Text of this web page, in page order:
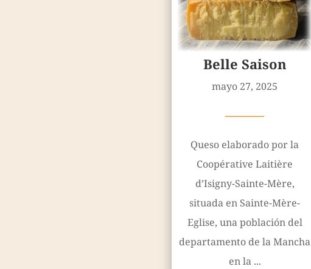
Belle Saison
mayo 27, 2025
————
Queso elaborado por la
Coopérative Laitière
d’Isigny-Sainte-Mère,
situada en Sainte-Mère-
Eglise, una población del
departamento de la Mancha
en la ...